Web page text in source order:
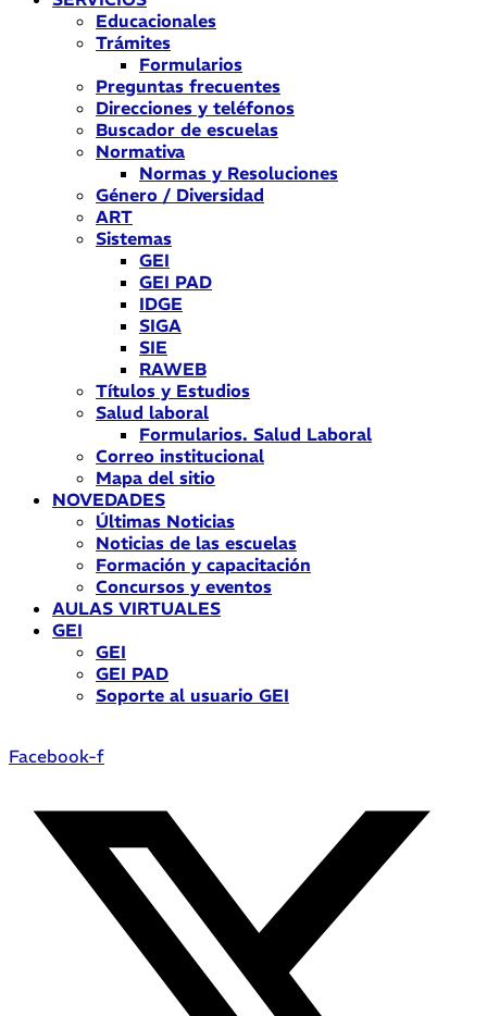
Educacionales
Trámites
Formularios
Preguntas frecuentes
Direcciones y teléfonos
Buscador de escuelas
Normativa
Normas y Resoluciones
Género / Diversidad
ART
Sistemas
GEI
GEI PAD
IDGE
SIGA
SIE
RAWEB
Títulos y Estudios
Salud laboral
Formularios. Salud Laboral
Correo institucional
Mapa del sitio
NOVEDADES
Últimas Noticias
Noticias de las escuelas
Formación y capacitación
Concursos y eventos
AULAS VIRTUALES
GEI
GEI
GEI PAD
Soporte al usuario GEI
Facebook-f